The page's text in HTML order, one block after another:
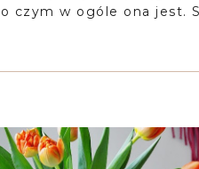
o czym w ogóle ona jest.